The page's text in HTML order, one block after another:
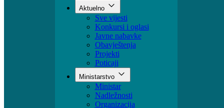
Vlada BPK
Aktuelno
Sve vijesti
Konkursi i oglasi
Javne nabavke
Obavještenja
Projekti
Poticaji
Ministarstvo